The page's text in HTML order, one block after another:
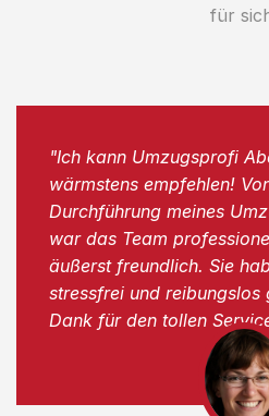
für
"Ich kann Umzugsprofi
wärmstens empfehlen!
Durchführung meines
war das Team
äußerst freundlich. Sie
stressfrei und reibungslos
Dank für den tollen